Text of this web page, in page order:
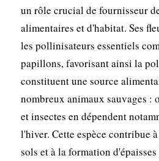
un rôle crucial de fournisseur
alimentaires et d'habitat. Ses
les pollinisateurs essentiels
papillons, favorisant ainsi la
constituent une source
nombreux animaux sauvages :
et insectes en dépendent
l'hiver. Cette espèce contribue
sols et à la formation